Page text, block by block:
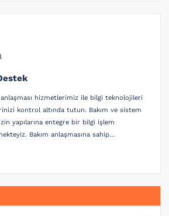
hizmetlerimiz ile bilgi teknolojileri
kontrol altında tutun. Bakım ve sistem
yapılarına entegre bir bilgi işlem
Bakım anlaşmasına sahip…